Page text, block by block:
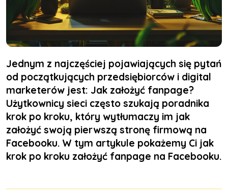
Jednym z najczęściej pojawiających się pytań
od początkujących przedsiębiorców i digital
marketerów jest: Jak założyć fanpage?
Użytkownicy sieci często szukają poradnika
krok po kroku, który wytłumaczy im jak
założyć swoją pierwszą stronę firmową na
Facebooku. W tym artykule pokażemy Ci jak
krok po kroku założyć fanpage na Facebooku.